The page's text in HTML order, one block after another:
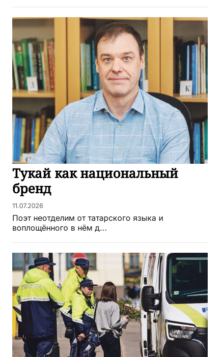
Тукай как национальный
бренд
11.07.2026
Поэт неотделим от татарского языка и
воплощённого в нём д...